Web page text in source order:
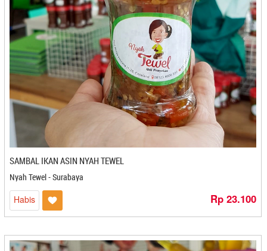
PESONA FRESH DELIVERY
Petis Yudhistira - Bekasi
Pia Argasari - Tegal
Pia BaliKu - Denpasar
Pia Crispy Deloka - Cirebon
Pia Janger - Denpasar
Pia Legong - Denpasar
Pia Mirah - Makasar
Pia Monique's - Denpasar
Pia Olivia - Gorontalo
Pia Putra Kusuma - Gorontalo
Pie Dhian - Denpasar
Pie Susu 21 - Denpasar
Pie Susu Asli Enak - Denpasar
Pie Susu Kota Patriot - Bekasi
SAMBAL IKAN ASIN NYAH TEWEL
Nyah Tewel - Surabaya
Habis Rp 23.100